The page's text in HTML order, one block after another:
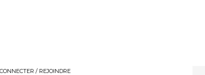
CONNECTER / REJOINDRE